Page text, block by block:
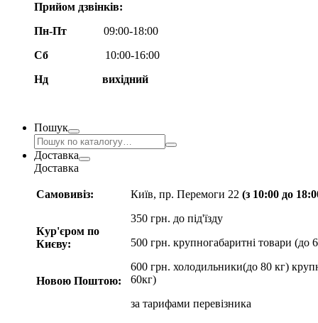
Прийом дзвінків:
Пн-Пт
09:00-18:00
Сб
10:00-16:00
Нд вихідний
Пошук
Доставка
Доставка
Самовивіз:
Кур'єром по
Києву:
Новою Поштою:
Київ, пр. Перемоги 22 (з 10:00 до
350 грн. до під'їзду
500 грн. крупногабаритні товари (до
600 грн. холодильники(до 80 кг)
60кг)
за тарифами перевізника